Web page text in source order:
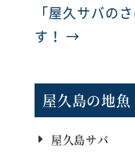
「屋久サバの
す！→
屋久島の地魚
屋久島サバ